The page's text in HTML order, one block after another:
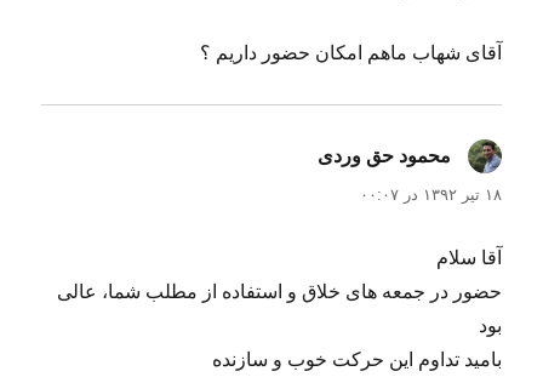
آقای شهاب ماهم امکان حضور داریم ؟
محمود حق وردی
۱۸ تیر ۱۳۹۲ در ۰۰:۰۷
آقا سلام
حضور در جمعه های خلاق و استفاده از مطلب شما، عالی
بود
بامید تداوم این حرکت خوب و سازنده